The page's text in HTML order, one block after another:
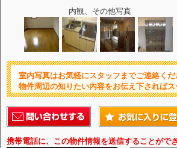
内観、その他写真
室内写真はお気軽にスタッフまでご連絡く
物件周辺の知りたい内容をお伝え下されば
携帯電話に、この物件情報を送信することができ